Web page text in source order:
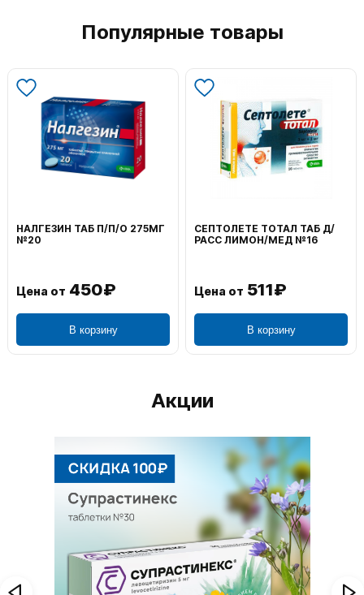
Популярные товары
НАЛГЕЗИН ТАБ П/П/О 275МГ
№20
Цена от 450₽
В корзину
СЕПТОЛЕТЕ ТОТАЛ ТАБ Д/
РАСС ЛИМОН/МЕД №16
Цена от 511₽
В корзину
Акции